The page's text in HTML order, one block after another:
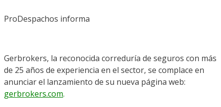
ProDespachos informa
Gerbrokers, la reconocida correduría de seguros con más
de 25 años de experiencia en el sector, se complace en
anunciar el lanzamiento de su nueva página web:
gerbrokers.com.